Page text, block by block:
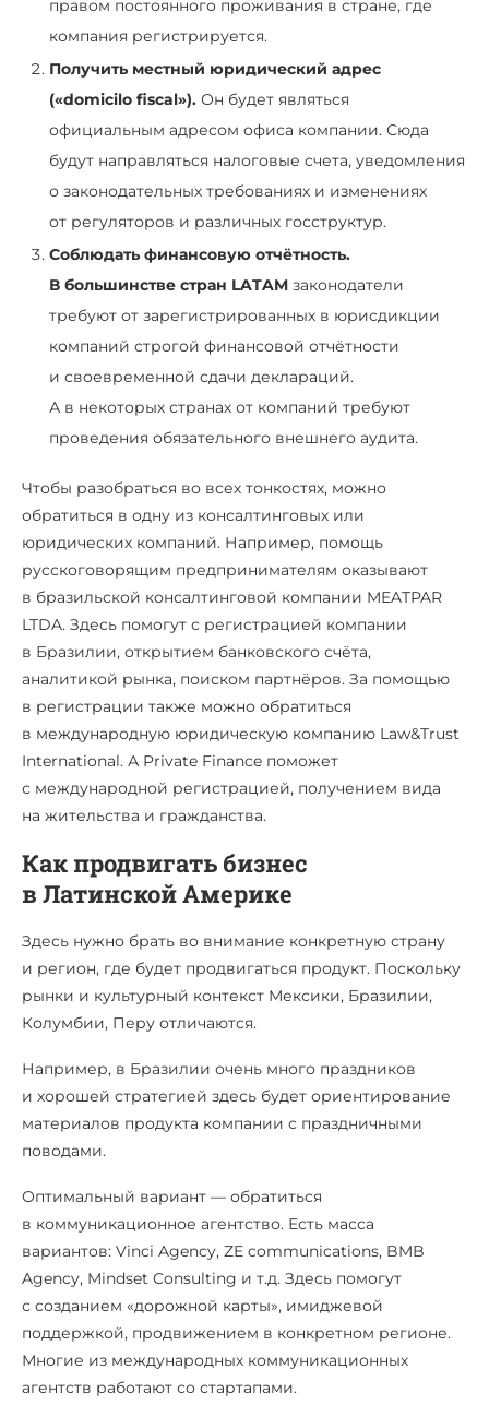
правом постоянного проживания в стране, где
компания регистрируется.
Получить местный юридический адрес
(«domicilo fiscal»). Он будет являться
официальным адресом офиса компании. Сюда
будут направляться налоговые счета, уведомления
о законодательных требованиях и изменениях
от регуляторов и различных госструктур.
Соблюдать финансовую отчётность.
В большинстве стран LATAM законодатели
требуют от зарегистрированных в юрисдикции
компаний строгой финансовой отчётности
и своевременной сдачи деклараций.
А в некоторых странах от компаний требуют
проведения обязательного внешнего аудита.
Чтобы разобраться во всех тонкостях, можно
обратиться в одну из консалтинговых или
юридических компаний. Например, помощь
русскоговорящим предпринимателям оказывают
в бразильской консалтинговой компании MEATPAR
LTDA. Здесь помогут с регистрацией компании
в Бразилии, открытием банковского счёта,
аналитикой рынка, поиском партнёров. За помощью
в регистрации также можно обратиться
в международную юридическую компанию Law&Trust
International. А Private Finance поможет
с международной регистрацией, получением вида
на жительства и гражданства.
Как продвигать бизнес
в Латинской Америке
Здесь нужно брать во внимание конкретную страну
и регион, где будет продвигаться продукт. Поскольку
рынки и культурный контекст Мексики, Бразилии,
Колумбии, Перу отличаются.
Например, в Бразилии очень много праздников
и хорошей стратегией здесь будет ориентирование
материалов продукта компании с праздничными
поводами.
Оптимальный вариант — обратиться
в коммуникационное агентство. Есть масса
вариантов: Vinci Agency, ZE communications, BMB
Agency, Mindset Consulting и т.д. Здесь помогут
с созданием «дорожной карты», имиджевой
поддержкой, продвижением в конкретном регионе.
Многие из международных коммуникационных
агентств работают со стартапами.